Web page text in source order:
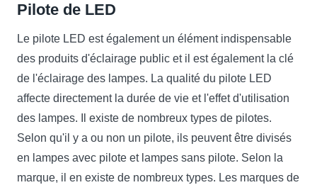
Pilote de LED
Le pilote LED est également un élément indispensable
des produits d'éclairage public et il est également la clé
de l'éclairage des lampes. La qualité du pilote LED
affecte directement la durée de vie et l'effet d'utilisation
des lampes. Il existe de nombreux types de pilotes.
Selon qu'il y a ou non un pilote, ils peuvent être divisés
en lampes avec pilote et lampes sans pilote. Selon la
marque, il en existe de nombreux types. Les marques de